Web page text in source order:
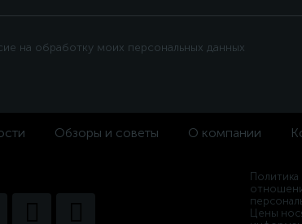
на обработку моих персональных данных
Обзоры и советы О компании
Цены